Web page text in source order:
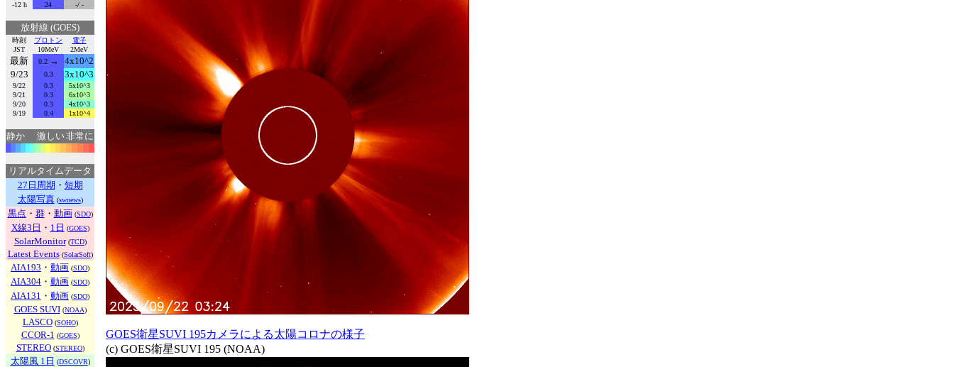
-12 h
24 -/ -
放射線 (GOES)
時刻
JST
プロトン
10MeV
電子
2MeV
最新 0.2→
4x10^2
9/23
0.3 3x10^3
9/22 0.3
5x10^3
9/21
0.3
6x10^3
9/20
0.3
4x10^3
9/19
0.4 1x10^4
静か 激しい非常に
リアルタイムデータ
27日周期 ・ 短期
太陽写真(swnews)
黒点 ・ 群・ 動画 (SDO)
X線3日 ・ 1日 (GOES)
SolarMonitor(TCD)
Latest Events(SolarSoft)
AIA193 ・ 動画 (SDO)
AIA304 ・ 動画 (SDO)
AIA131 ・ 動画 (SDO)
GOES SUVI (NOAA)
LASCO(SOHO)
CCOR-1 (GOES)
STEREO(STEREO)
太陽風 1日 (DSCOVR)
GOES衛星SUVI 195カメラによる太陽コロナの様子
(c) GOES衛星SUVI 195 (NOAA)